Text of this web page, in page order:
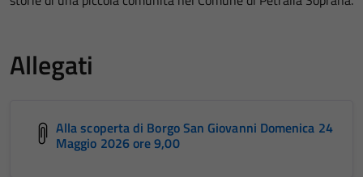
Allegati
Alla scoperta di Borgo San Giovanni Domenica 24
Maggio 2026 ore 9,00